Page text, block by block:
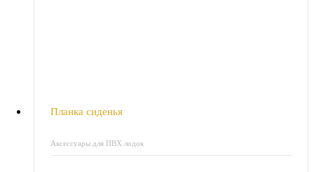
Планка сиденья
Аксессуары для ПВХ лодок